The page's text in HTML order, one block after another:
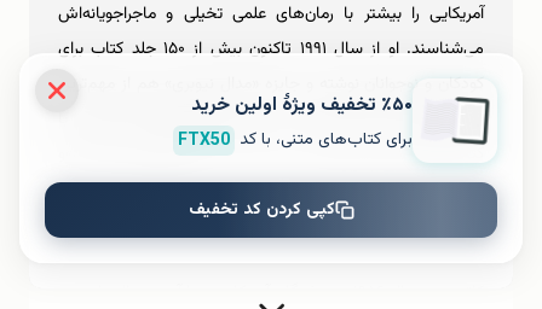
آمریکایی را بیشتر با رمان‌های علمی تخیلی و ماجراجویانه‌اش
می‌شناسند. او از سال ۱۹۹۱ تاکنون بیش از ۱۵۰ جلد کتاب برای
کودکان و نوجوانان نوشته و جایزه «مدال نیوبری» هم از مهم‌ترین
افتخارات اوست. شهرت او در میان مخاطبان ایرانی بیشتر با
کتاب‌های «ایوان منحصر به فرد» و «پاستیل‌های بنفش»و
«ویلودین» به دست آمده است. در ادامه با زندگی و آثار او بیشتر
٪۵۰ تخفیف ویژۀ اولین خرید
برای کتاب‌های متنی، با کد FTX50
کپی کردن کد تخفیف